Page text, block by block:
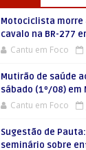
Motociclista morre
cavalo na BR-277
Cantu em Foco
Mutirão de saúde
sábado (1º/08) em
Cantu em Foco
Sugestão de
seminário sobre